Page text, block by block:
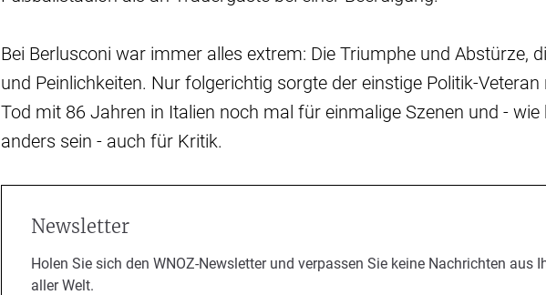
Bei Berlusconi war immer alles extrem: Die Triumphe und Abstürze,
und Peinlichkeiten. Nur folgerichtig sorgte der einstige Politik-
Tod mit 86 Jahren in Italien noch mal für einmalige Szenen und - wie
anders sein - auch für Kritik.
Newsletter
Holen Sie sich den WNOZ-Newsletter und verpassen Sie keine Nachrichten aus
aller Welt.